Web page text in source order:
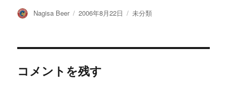
投
Nagisa Beer
投
2006年8月22日
カ
未分類
コメントを残す